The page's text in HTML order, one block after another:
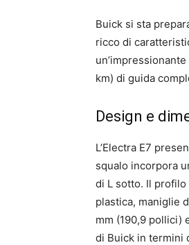
Buick si sta
ricco di
km) di guida
Design e
L’Electra E7
squalo incorpora
di L sotto. Il
plastica, maniglie
mm (190,9 pollici)
di Buick in termini